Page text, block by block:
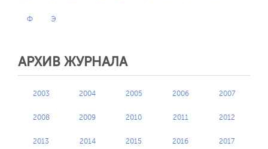
Ф Э
АРХИВ ЖУРНАЛА
2003 2004 2005 2006 2007
2008 2009 2010 2011 2012
2013 2014 2015 2016 2017